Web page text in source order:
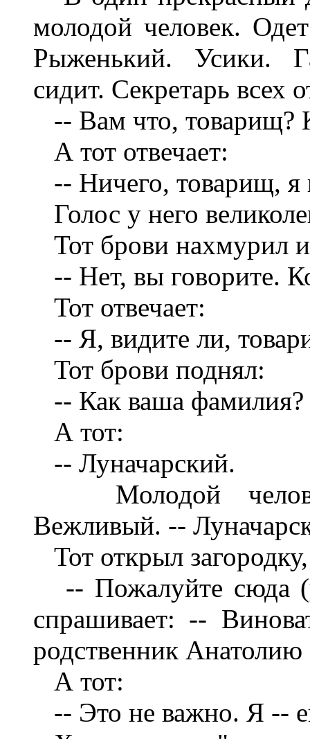
молодой человек.
Рыженький. Усики.
сидит. Секретарь всех
-- Вам что, товарищ?
А тот отвечает:
-- Ничего, товарищ,
Голос у него
Тот брови нахмурил
-- Нет, вы говорите.
Тот отвечает:
-- Я, видите ли,
Тот брови поднял:
-- Как ваша фамилия?
А тот:
-- Луначарский.
Молодой
Вежливый. --
Тот открыл
-- Пожалуйте сюда
спрашивает: --
родственник Анатолию
А тот:
-- Это не важно. Я --